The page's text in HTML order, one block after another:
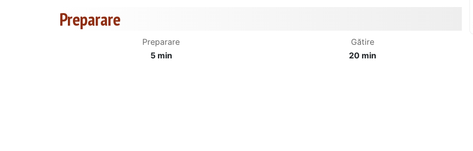
Preparare
Preparare
5 min
Gătire
20 min